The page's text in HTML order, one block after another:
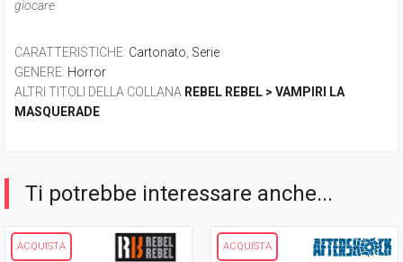
giocare
CARATTERISTICHE: Cartonato Serie
GENERE: Horror
ALTRI TITOLI DELLA COLLANA REBEL REBEL > VAMPIRI LA
MASQUERADE
Ti potrebbe interessare anche...
ACQUISTA ACQUISTA